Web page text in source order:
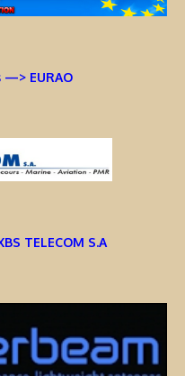
—> EURAO
TELECOM S.A